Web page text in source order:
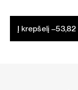
Į krepšelį –
price
53,82
price